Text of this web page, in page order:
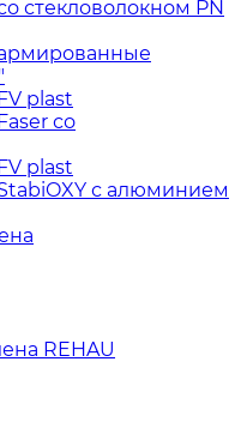
стекловолокном PN
plast
со
plast
с алюминием
REHAU